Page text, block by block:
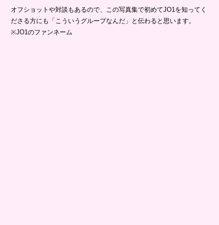
オフショットや対談もあるので、この写真集で初めてJO1を知ってく
ださる方にも「こういうグループなんだ」と伝わると思います。
※JO1のファンネーム